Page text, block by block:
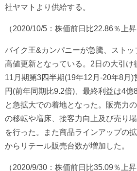
社ヤマトより供給する。
（2020/10/5：株価前日比22.86％上昇
バイク王&カンパニーが急騰、スト
高値更新となっている。2日の大引け
11月期第3四半期(19年12月-20年8月)
円(前年同期比9.2倍)、最終利益は4億
と急拡大での着地となった。販売力
の移転や増床、接客力向上及び売り
を行った。また商品ラインアップの
からリテール販売台数が増加した。
（2020/9/30：株価前日比35.09％上昇